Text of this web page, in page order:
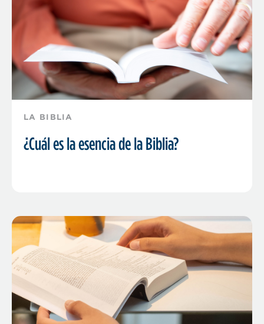
LA BIBLIA
¿Cuál es la esencia de la Biblia?